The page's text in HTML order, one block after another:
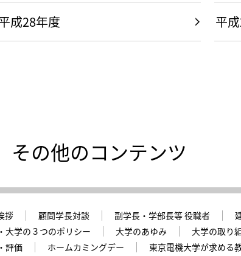
成28年度 平
その他のコンテンツ
拶 顧問学長対談 副学長・学部長等 役職者
大学の３つのポリシー
大学のあゆみ 大学の取り
評価
ホームカミングデー 東京電機大学が求める